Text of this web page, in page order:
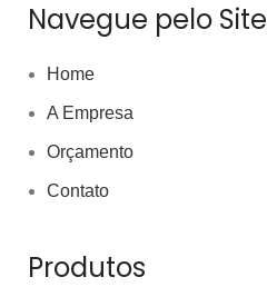
Navegue pelo Site
Home
A Empresa
Orçamento
Contato
Produtos